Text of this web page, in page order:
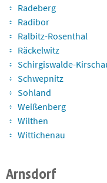
Radeberg
Radibor
Ralbitz-Rosenthal
Räckelwitz
Schirgiswalde-
Schwepnitz
Sohland
Weißenberg
Wilthen
Wittichenau
Arnsdorf